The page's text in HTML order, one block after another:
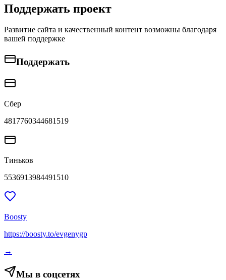
Поддержать проект
Развитие сайта и качественный контент возможны благодаря
вашей поддержке
Поддержать
Сбер
4817760344681519
Тиньков
5536913984491510
Boosty
https://boosty.to/evgenygp
→
Мы в соцсетях